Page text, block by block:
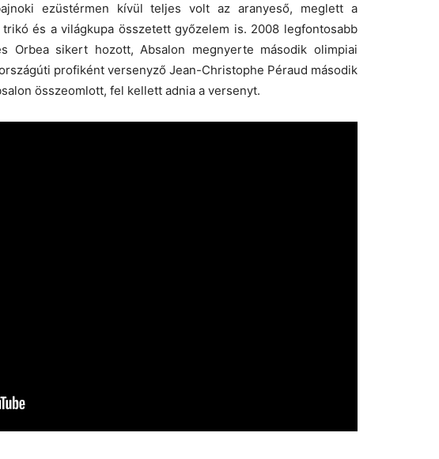
ezüstérmen kívül teljes volt az aranyeső, meglett a
és a világkupa összetett győzelem is. 2008 legfontosabb
Orbea sikert hozott, Absalon megnyerte második olimpiai
profiként versenyző Jean-Christophe Péraud második
összeomlott, fel kellett adnia a versenyt.